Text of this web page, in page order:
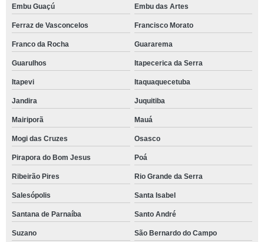
Embu Guaçú Embu das Artes
Ferraz de Vasconcelos Francisco Morato
Franco da Rocha Guararema
Guarulhos Itapecerica da Serra
Itapevi Itaquaquecetuba
Jandira Juquitiba
Mairiporã Mauá
Mogi das Cruzes Osasco
Pirapora do Bom Jesus Poá
Ribeirão Pires Rio Grande da Serra
Salesópolis Santa Isabel
Santana de Parnaíba Santo André
Suzano São Bernardo do Campo